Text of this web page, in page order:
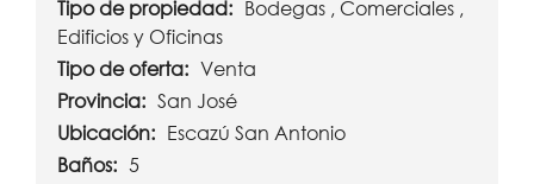
Tipo de propiedad: Bodegas , Comerciales ,
Edificios y Oficinas
Tipo de oferta: Venta
Provincia: San José
Ubicación: Escazú San Antonio
Baños: 5